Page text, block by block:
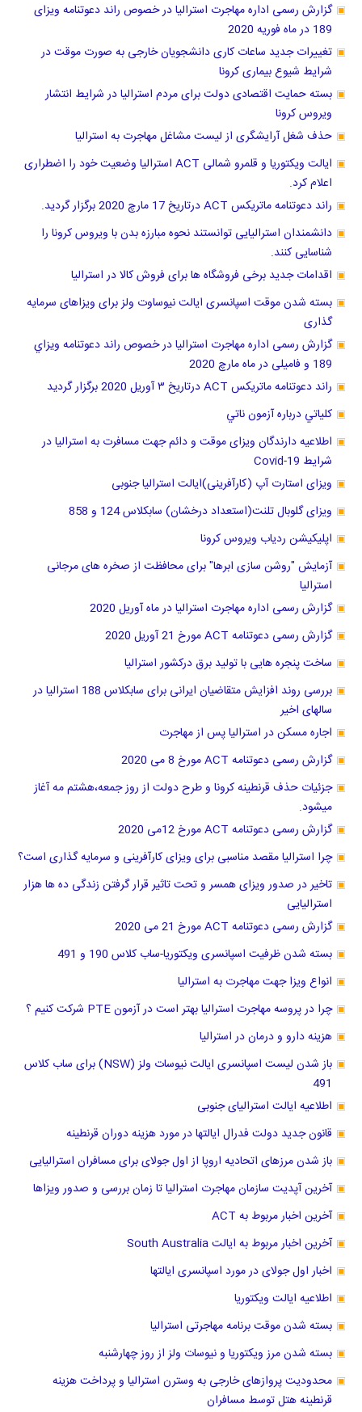
گزارش رسمی اداره مهاجرت استرالیا در خصوص راند دعوتنامه ویزای
189 در ماه فوریه 2020
تغییرات جدید ساعات کاری دانشجویان خارجی به صورت موقت در
شرایط شیوع بیماری کرونا
بسته حمایت اقتصادی دولت برای مردم استرالیا در شرایط انتشار
ویروس کرونا
حذف شغل آرایشگری از لیست مشاغل مهاجرت به استرالیا
ایالت ویکتوریا و قلمرو شمالی ACT استرالیا وضعیت خود را اضطراری
اعلام کرد.
راند دعوتنامه ماتریکس ACT درتاریخ 17 مارچ 2020 برگزار گردید.
دانشمندان استرالیایی توانستند نحوه مبارزه بدن با ویروس کرونا را
شناسایی کنند.
اقدامات جدید برخی فروشگاه ها برای فروش کالا در استرالیا
بسته شدن موقت اسپانسری ایالت نیوساوت ولز برای ویزاهای سرمایه
گذاری
گزارش رسمی اداره مهاجرت استرالیا در خصوص راند دعوتنامه ويزاي
189 و فامیلی در ماه مارچ 2020
راند دعوتنامه ماتریکس ACT درتاریخ ٣ آوریل 2020 برگزار گرديد
كلياتي درباره آزمون ناتي
اطلاعیه دارندگان ویزای موقت و دائم جهت مسافرت به استرالیا در
شرایط Covid-19
ویزای استارت آپ (کارآفرینی)ایالت استرالیا جنوبی
ویزای گلوبال تلنت(استعداد درخشان) سابکلاس 124 و 858
اپلیکیشن ردیاب ویروس کرونا
آزمایش "روشن سازی ابرها" برای محافظت از صخره های مرجانی
استرالیا
گزارش رسمی اداره مهاجرت استرالیا در ماه آوریل 2020
گزارش رسمی دعوتنامه ACT مورخ 21 آوریل 2020
ساخت پنجره هایی با تولید برق درکشور استرالیا
بررسی روند افزایش متقاضیان ایرانی برای سابکلاس 188 استرالیا در
سالهای اخیر
اجاره مسکن در استرالیا پس از مهاجرت
گزارش رسمی دعوتنامه ACT مورخ 8 می 2020
جزئیات حذف قرنطینه کرونا و طرح دولت از روز جمعه،هشتم مه آغاز
میشود.
گزارش رسمی دعوتنامه ACT مورخ 12می 2020
چرا استرالیا مقصد مناسبی برای ویزای کارآفرینی و سرمایه گذاری است؟
تاخیر در صدور ویزای همسر و تحت تاثیر قرار گرفتن زندگی ده ها هزار
استرالیایی
گزارش رسمی دعوتنامه ACT مورخ 21 می 2020
بسته شدن ظرفیت اسپانسری ویکتوریا-ساب کلاس 190 و 491
انواع ویزا جهت مهاجرت به استرالیا
چرا در پروسه مهاجرت استرالیا بهتر است در آزمون PTE شرکت کنیم ؟
هزینه دارو و درمان در استرالیا
باز شدن لیست اسپانسری ایالت نیوسات ولز (NSW) برای ساب کلاس
491
اطلاعیه ایالت استرالیای جنوبی
قانون جدید دولت فدرال ایالتها در مورد هزینه دوران قرنطینه
باز شدن مرزهای اتحادیه اروپا از اول جولای برای مسافران استرالیایی
آخرین آپدیت سازمان مهاجرت استرالیا تا زمان بررسی و صدور ویزاها
آخرین اخبار مربوط به ACT
آخرین اخبار مربوط به ایالت South Australia
اخبار اول جولای در مورد اسپانسری ایالتها
اطلاعیه ایالت ویکتوریا
بسته شدن موقت برنامه مهاجرتی استرالیا
بسته شدن مرز ویکتوریا و نیوسات ولز از روز چهارشنبه
محدودیت پروازهای خارجی به وسترن استرالیا و پرداخت هزینه
قرنطینه هتل توسط مسافران